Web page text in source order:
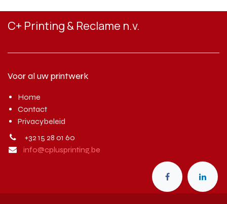
C+ Printing & Reclame n.v.
Voor al uw printwerk
Home
Contact
Privacybeleid
+32 15 28 01 60
info@cplusprinting.be